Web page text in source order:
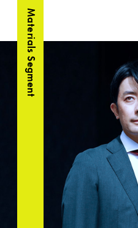
Materials Segment